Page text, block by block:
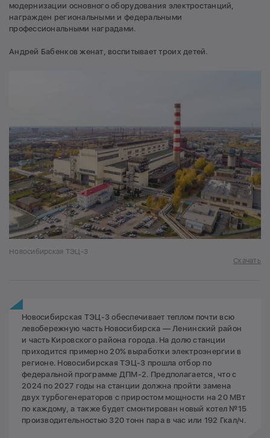
модернизации основного оборудования электростанций,
награжден региональными и федеральными
профессиональными наградами.
Андрей Бабенков женат, воспитывает троих детей.
Новосибирская ТЭЦ-3
Скачать
Новосибирская ТЭЦ-3 обеспечивает теплом почти всю
левобережную часть Новосибирска — Ленинский район
и часть Кировского района города. На долю станции
приходится примерно 20% выработки электроэнергии в
регионе. Новосибирская ТЭЦ-3 прошла отбор по
федеральной программе ДПМ-2. Предполагается, что с
2024 по 2027 годы на станции должна пройти замена
двух турбогенераторов с приростом мощности на 20 МВт
по каждому, а также будет смонтирован новый котел №15
производительностью 320 тонн пара в час или 192 Гкал/ч.